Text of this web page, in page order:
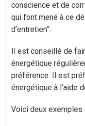
conscience et de
qui l’ont mené à ce
d’entretien”.
Il est conseillé de
énergétique
préférence. Il est
énergétique à l’aide
Voici deux exemples